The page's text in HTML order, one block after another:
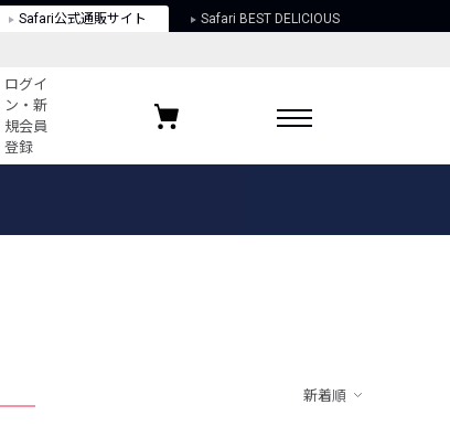
Safari公式通販サイト Safari BEST DELICIOUS
ログイ
ン・新
規会員
登録
お気に入りブランド
新着順